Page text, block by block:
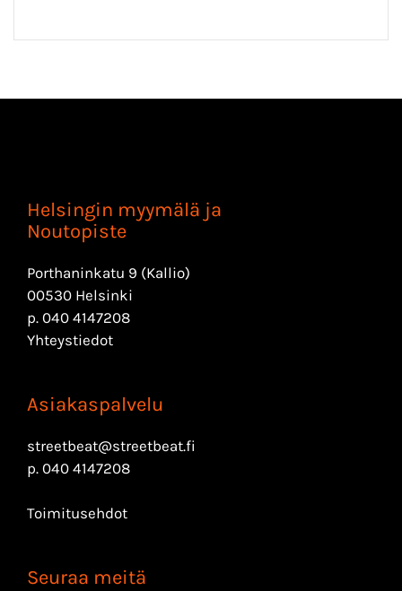
Helsingin myymälä ja
Noutopiste
Porthaninkatu 9 (Kallio)
00530 Helsinki
p. 040 4147208
Yhteystiedot
Asiakaspalvelu
streetbeat@streetbeat.fi
p. 040 4147208
Toimitusehdot
Seuraa meitä